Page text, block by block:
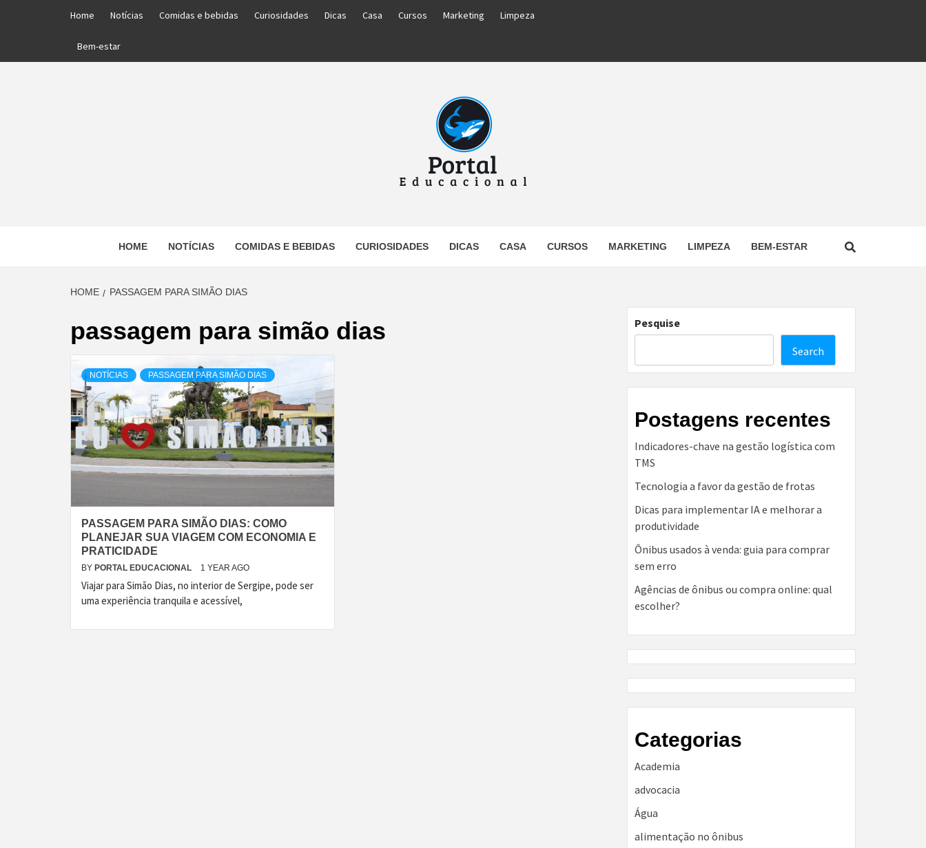
Home Notícias Comidas e bebidas Curiosidades Dicas Casa Cursos Marketing Limpeza
Bem-estar
PORTAL
EDUCACIONAL
HOME NOTÍCIAS COMIDAS E BEBIDAS CURIOSIDADES DICAS CASA CURSOS MARKETING LIMPEZA BEM-ESTAR
HOME PASSAGEM PARA SIMÃO DIAS
passagem para simão dias
NOTÍCIAS PASSAGEM PARA SIMÃO DIAS
PASSAGEM PARA SIMÃO DIAS: COMO
PLANEJAR SUA VIAGEM COM ECONOMIA E
PRATICIDADE
BY PORTAL EDUCACIONAL 1 YEAR AGO
Viajar para Simão Dias, no interior de Sergipe, pode ser
uma experiência tranquila e acessível,
Pesquise
Search
Postagens recentes
Indicadores-chave na gestão logística com
TMS
Tecnologia a favor da gestão de frotas
Dicas para implementar IA e melhorar a
produtividade
Ônibus usados à venda: guia para comprar
sem erro
Agências de ônibus ou compra online: qual
escolher?
Categorias
Academia
advocacia
Água
alimentação no ônibus